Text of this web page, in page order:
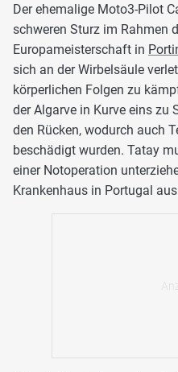
Der ehemalige Moto3-Pilot
schweren Sturz im Rahmen
Europameisterschaft in
sich an der Wirbelsäule
körperlichen Folgen zu
der Algarve in Kurve eins zu
den Rücken, wodurch auch
beschädigt wurden. Tatay
einer Notoperation
Krankenhaus in Portugal